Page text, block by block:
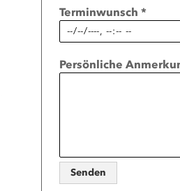
Terminwunsch *
Persönliche
Senden